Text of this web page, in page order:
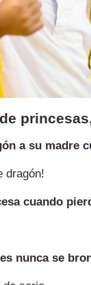
a su madre
dragón!
cuando
nunca se